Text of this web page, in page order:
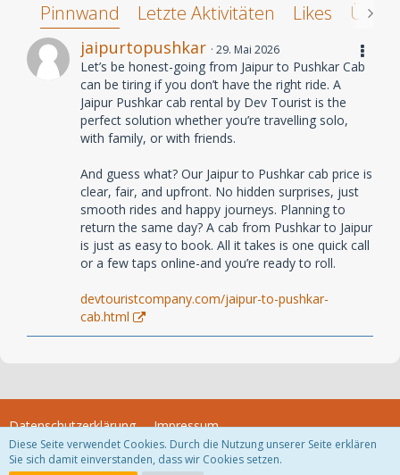
Pinnwand Letzte Aktivitäten Likes Über
jaipurtopushkar 29. Mai 2026
Let’s be honest-going from Jaipur to Pushkar Cab
can be tiring if you don’t have the right ride. A
Jaipur Pushkar cab rental by Dev Tourist is the
perfect solution whether you’re travelling solo,
with family, or with friends.
And guess what? Our Jaipur to Pushkar cab price is
clear, fair, and upfront. No hidden surprises, just
smooth rides and happy journeys. Planning to
return the same day? A cab from Pushkar to Jaipur
is just as easy to book. All it takes is one quick call
or a few taps online-and you’re ready to roll.
devtouristcompany.com/jaipur-to-pushkar-
cab.html
Datenschutzerklärung Impressum
Diese Seite verwendet Cookies. Durch die Nutzung unserer Seite erklären
Sie sich damit einverstanden, dass wir Cookies setzen.